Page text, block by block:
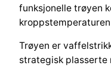
funksjonelle trøyen
Trøyen er
strategisk plasserte